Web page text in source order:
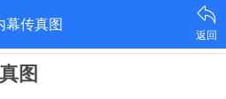
幕传真图
返回
图